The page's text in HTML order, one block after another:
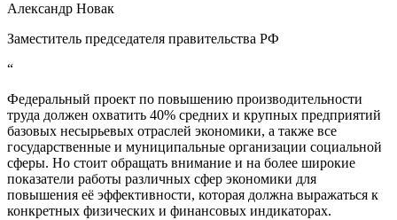
Александр Новак
Заместитель председателя правительства РФ
“
Федеральный проект по повышению производительности
труда должен охватить 40% средних и крупных предприятий
базовых несырьевых отраслей экономики, а также все
государственные и муниципальные организации социальной
сферы. Но стоит обращать внимание и на более широкие
показатели работы различных сфер экономики для
повышения её эффективности, которая должна выражаться к
конкретных физических и финансовых индикаторах.